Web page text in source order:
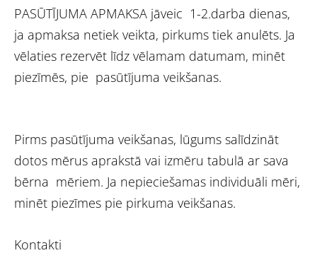
PASŪTĪJUMA APMAKSA jāveic 1-2.darba dienas,
ja apmaksa netiek veikta, pirkums tiek anulēts. Ja
vēlaties rezervēt līdz vēlamam datumam, minēt
piezīmēs, pie pasūtījuma veikšanas.
Pirms pasūtījuma veikšanas, lūgums salīdzināt
dotos mērus aprakstā vai izmēru tabulā ar sava
bērna mēriem. Ja nepieciešamas individuāli mēri,
minēt piezīmes pie pirkuma veikšanas.
Kontakti